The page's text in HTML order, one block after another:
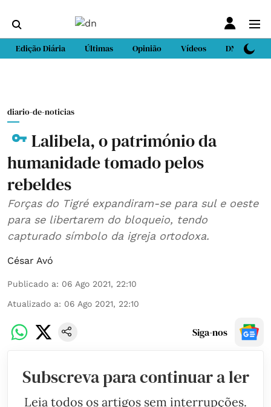
Edição Diária Últimas Opinião Vídeos DN Sport
diario-de-noticias
Lalibela, o património da
humanidade tomado pelos
rebeldes
Forças do Tigré expandiram-se para sul e oeste
para se libertarem do bloqueio, tendo
capturado símbolo da igreja ortodoxa.
César Avó
Publicado a: 06 Ago 2021, 22:10
Atualizado a: 06 Ago 2021, 22:10
Siga-nos
Subscreva para continuar a ler
Leia todos os artigos sem interrupções.